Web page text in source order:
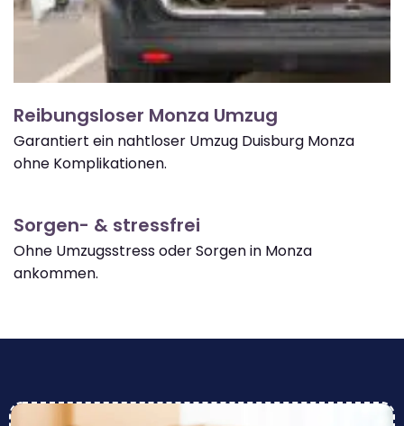
Reibungsloser Monza Umzug
Garantiert ein nahtloser Umzug Duisburg Monza
ohne Komplikationen.
Sorgen- & stressfrei
Ohne Umzugsstress oder Sorgen in Monza
ankommen.